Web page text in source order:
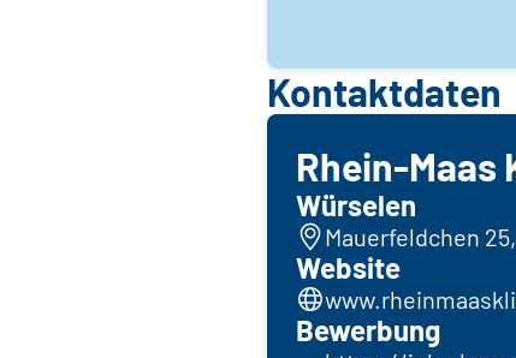
Kontaktdaten
Rhein-Maas
Würselen
Mauerfeldchen
Website
Bewerbung